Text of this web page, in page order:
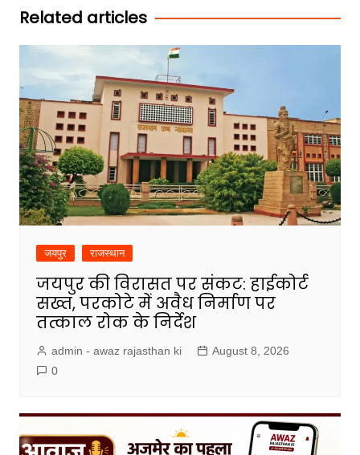
Related articles
जयपुर राजस्थान
जयपुर की विरासत पर संकट: हाईकोर्ट
सख्त, परकोटे में अवैध निर्माण पर
तत्काल रोक के निर्देश
admin - awaz rajasthan ki
August 8, 2026
0